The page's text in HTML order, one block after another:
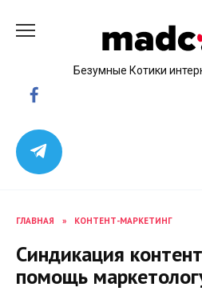
Безумные Котики
ГЛАВНАЯ » КОНТЕНТ-МАРКЕТИНГ
Синдикация
помощь